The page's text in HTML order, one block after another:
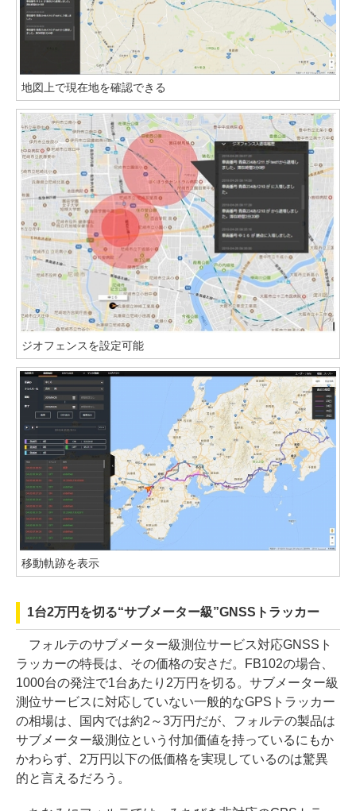
地図上で現在地を確認できる
ジオフェンスを設定可能
移動軌跡を表示
1台2万円を切る“サブメーター級”GNSSトラッカー
フォルテのサブメーター級測位サービス対応GNSSト
ラッカーの特長は、その価格の安さだ。FB102の場合、
1000台の発注で1台あたり2万円を切る。サブメーター級
測位サービスに対応していない一般的なGPSトラッカー
の相場は、国内では約2～3万円だが、フォルテの製品は
サブメーター級測位という付加価値を持っているにもか
かわらず、2万円以下の低価格を実現しているのは驚異
的と言えるだろう。